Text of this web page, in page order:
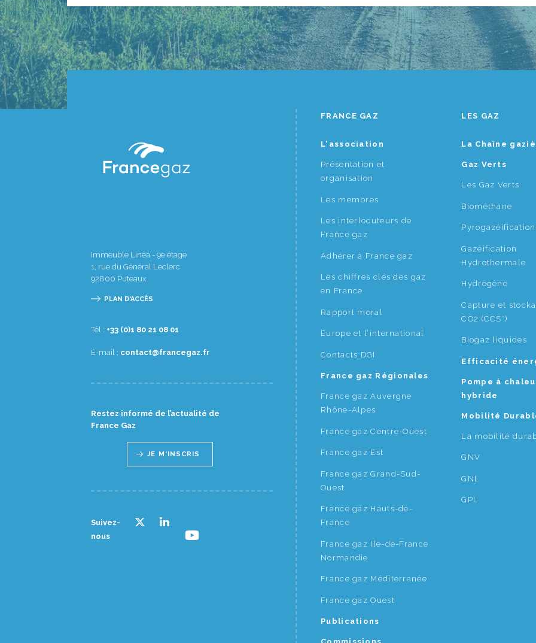
Immeuble Linéa - 9e étage
1, rue du Général Leclerc
92800 Puteaux
PLAN D'ACCÈS
Tél : 10 80 12 08 1(0) 33+
E-mail : rf.zagecnarf@tcatnoc
Restez informé de l’actualité de
France Gaz
JE M'INSCRIS
Suivez-
nous
FRANCE GAZ
L'association
Présentation et
organisation
Les membres
Les interlocuteurs de
France gaz
Adhérer à France gaz
Les chiffres clés des gaz
en France
Rapport moral
Europe et l’international
Contacts DGI
France gaz Régionales
France gaz Auvergne
Rhône-Alpes
France gaz Centre-Ouest
France gaz Est
France gaz Grand-Sud-
Ouest
France gaz Hauts-de-
France
France gaz Ile-de-France
Normandie
France gaz Méditerranée
France gaz Ouest
Publications
LES GAZ
La Chaîne
Gaz Verts
Les Gaz Verts
Biométhane
Pyrogazéification
Gazéification
Hydrothermale
Hydrogène
Capture et
CO2 (CCS*)
Biogaz liquides
Efficacité
Pompe à
hybride
Mobilité
La mobilité
GNV
GNL
GPL